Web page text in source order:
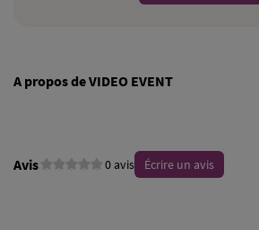
A propos de VIDEO EVENT
Avis 0 avis Écrire un avis